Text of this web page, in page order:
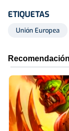
ETIQUETAS
Unión Europea